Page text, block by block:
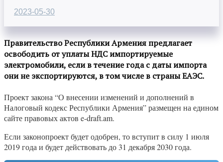
2023-05-30
Правительство Республики Армения предлагает
освободить от уплаты НДС импортируемые
электромобили, если в течение года с даты импорта
они не экспортируются, в том числе в страны ЕАЭС.
Проект закона “О внесении изменений и дополнений в
Налоговый кодекс Республики Армения” размещен на едином
сайте правовых актов e-draft.am.
Если законопроект будет одобрен, то вступит в силу 1 июля
2019 года и будет действовать до 31 декабря 2030 года.